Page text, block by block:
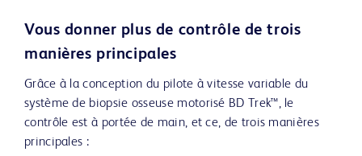
Vous donner plus de contrôle de trois
manières principales
Grâce à la conception du pilote à vitesse variable du
système de biopsie osseuse motorisé BD Trek™, le
contrôle est à portée de main, et ce, de trois manières
principales :